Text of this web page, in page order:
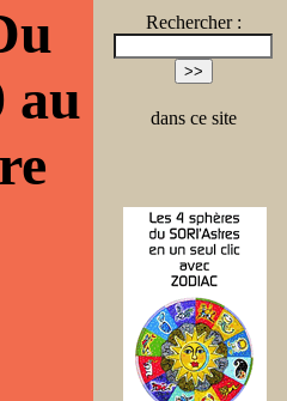
Rechercher :
dans ce site
au